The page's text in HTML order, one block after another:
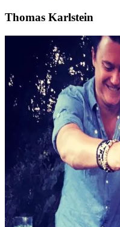
Thomas Karlstein